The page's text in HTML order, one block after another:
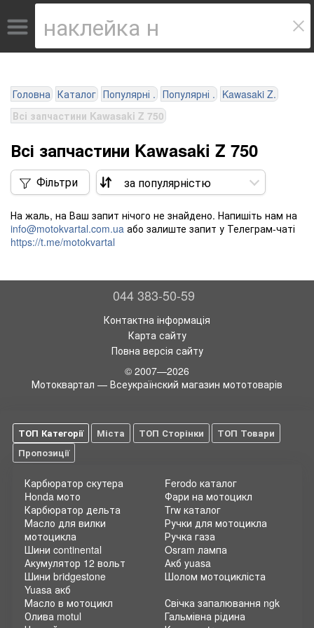
Головна Каталог Популярні . Популярні . Kawasaki Z.
Всі запчастини Kawasaki Z 750
Всі запчастини Kawasaki Z 750
Фільтри
На жаль, на Ваш запит нічого не знайдено. Напишіть нам на
info@motokvartal.com.ua або залиште запит у Телеграм-чаті
https://t.me/motokvartal
044 383-50-59
Контактна інформація
Карта сайту
Повна версія сайту
© 2007—2026
Мотоквартал — Всеукраїнский магазин мототоварів
ТОП Категорії Міста ТОП Сторінки
ТОП Товари
Пропозиції
Карбюратор скутера
Honda мото
Карбюратор дельта
Масло для вилки
мотоцикла
Шини continental
Акумулятор 12 вольт
Шини bridgestone
Yuasa акб
Ferodo каталог
Фари на мотоцикл
Trw каталог
Ручки для мотоцикла
Ручка газа
Osram лампа
Акб yuasa
Шолом мотоцикліста
Масло в мотоцикл
Олива motul
Свічка запалювання ngk
Гальмівна рідина